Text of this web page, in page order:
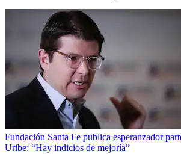
Fundación Santa Fe publica esperanzador
Uribe: “Hay indicios de mejoría”